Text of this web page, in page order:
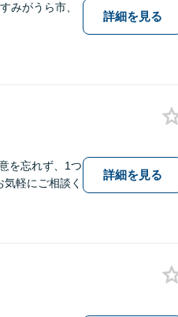
みがうら市、
詳細を見る
を忘れず、1つ
軽にご相談く
詳細を見る